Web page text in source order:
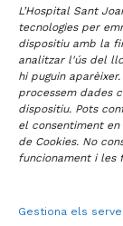
L’Hospital Sant
tecnologies per
dispositiu amb la
analitzar l'ús del
hi puguin
processem dades
dispositiu. Pots
el consentiment
de Cookies. No
funcionament i les
Gestiona els
FUNDACIÓ
SANT JOAN DE
Av.
Martorell